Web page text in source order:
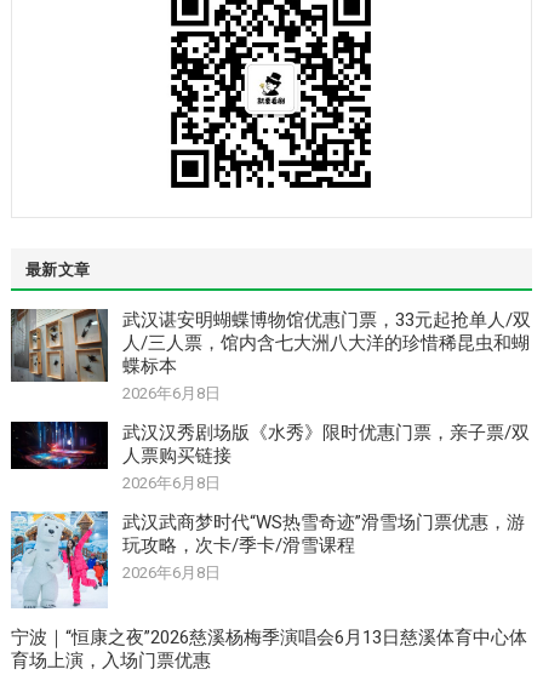
最新文章
武汉谌安明蝴蝶博物馆优惠门票，33元起抢单人/双
人/三人票，馆内含七大洲八大洋的珍惜稀昆虫和蝴
蝶标本
2026年6月8日
武汉汉秀剧场版《水秀》限时优惠门票，亲子票/双
人票购买链接
2026年6月8日
武汉武商梦时代“WS热雪奇迹”滑雪场门票优惠，游
玩攻略，次卡/季卡/滑雪课程
2026年6月8日
宁波｜“恒康之夜”2026慈溪杨梅季演唱会6月13日慈溪体育中心体
育场上演，入场门票优惠